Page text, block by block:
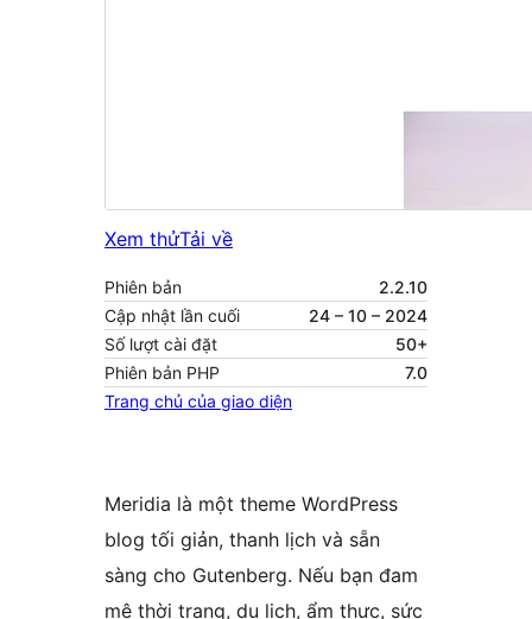
Xem thửTải về
Phiên bản
2.2.10
Cập nhật lần cuối
24 – 10 – 2024
Số lượt cài đặt
50+
Phiên bản PHP
7.0
Trang chủ của giao diện
Meridia là một theme WordPress
blog tối giản, thanh lịch và sẵn
sàng cho Gutenberg. Nếu bạn đam
mê thời trang, du lịch, ẩm thực, sức